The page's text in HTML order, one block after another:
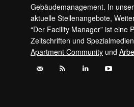
Gebäudemanagement. In
aktuelle Stellenangebote,
“Der Facility Manager” ist eine
Zeitschriften und
Apartment Community und